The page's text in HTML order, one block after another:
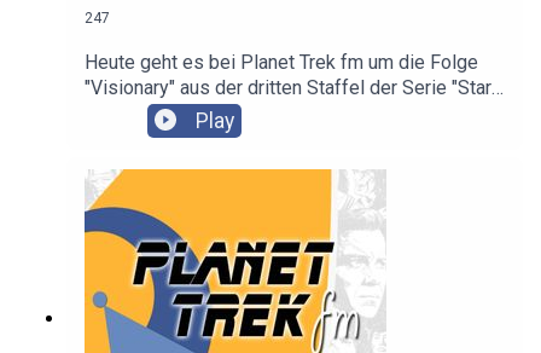
247
Heute geht es bei Planet Trek fm um die Folge
"Visionary" aus der dritten Staffel der Serie "Star
Trek: Deep Space Nine". Es diskutieren Claudia
Kern und Björn Sülter.
Play